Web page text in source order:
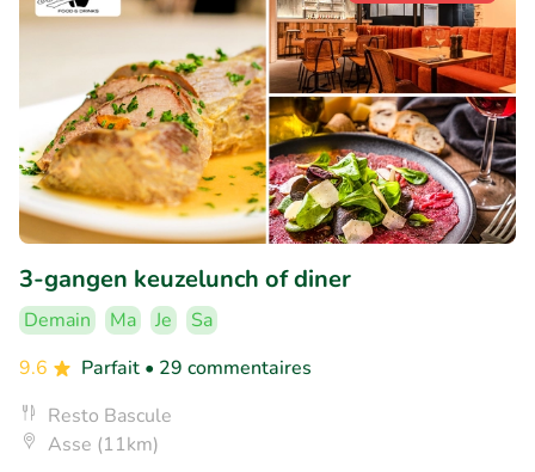
3-gangen keuzelunch of diner
Demain Ma Je
Sa
9.6
Parfait • 29 commentaires
Resto Bascule
Asse (11km)